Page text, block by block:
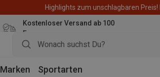
Highlights zum unschlagbaren
Kostenloser Versand ab 100
Euro
Marken Sportarten